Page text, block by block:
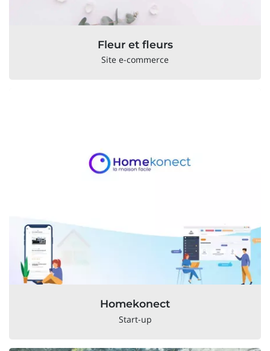
Fleur et fleurs
Site e-commerce
Homekonect
Start-up